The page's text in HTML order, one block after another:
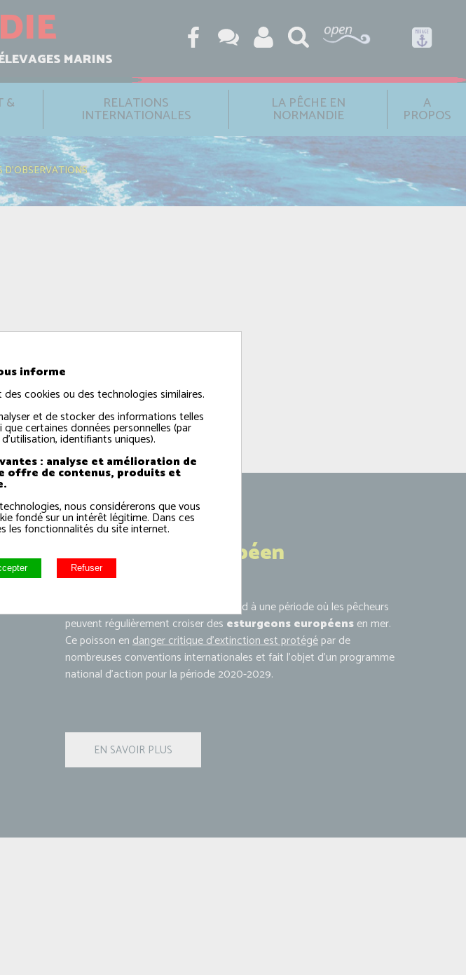
MARINS
& RELATIONS
INTERNATIONALES
LA PÊCHE EN
NORMANDIE
A
PROPOS
D'OBSERVATIONS
L'esturgeon européen
correspond à une période où les pêcheurs
peuvent régulièrement croiser des esturgeons européensen mer.
Ce poisson endanger critique d’extinction est protégépar de
nombreuses conventions internationales et fait l’objet d’un programme
national d’action pour la période 2020-2029.
informe
cookies ou des technologies similaires.
et de stocker des informations telles
certaines données personnelles (par
identifiants uniques).
: analyse et amélioration de
offre de contenus, produits et
nous considérerons que vous
fondé sur un intérêt légitime. Dans ces
les fonctionnalités du site internet.